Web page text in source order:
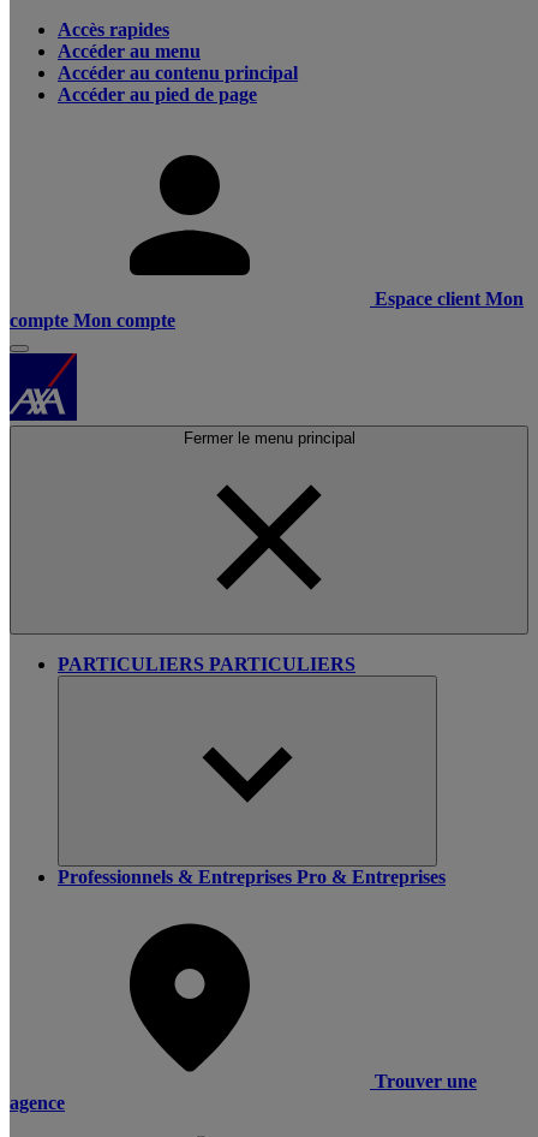
Accès rapides
Accéder au menu
Accéder au contenu principal
Accéder au pied de page
Espace client Mon
compte Mon compte
Fermer le menu principal
PARTICULIERS PARTICULIERS
Professionnels & Entreprises Pro & Entreprises
Trouver une
agence